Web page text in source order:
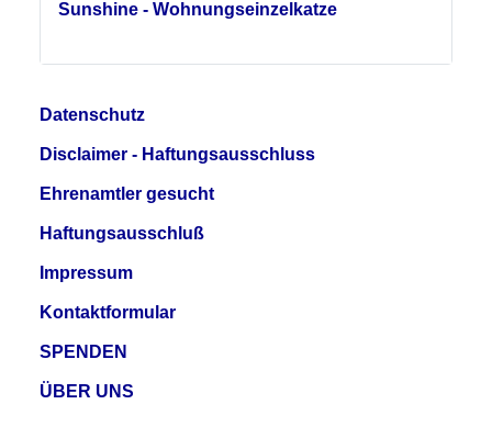
Sunshine - Wohnungseinzelkatze
Datenschutz
Disclaimer - Haftungsausschluss
Ehrenamtler gesucht
Haftungsausschluß
Impressum
Kontaktformular
SPENDEN
ÜBER UNS